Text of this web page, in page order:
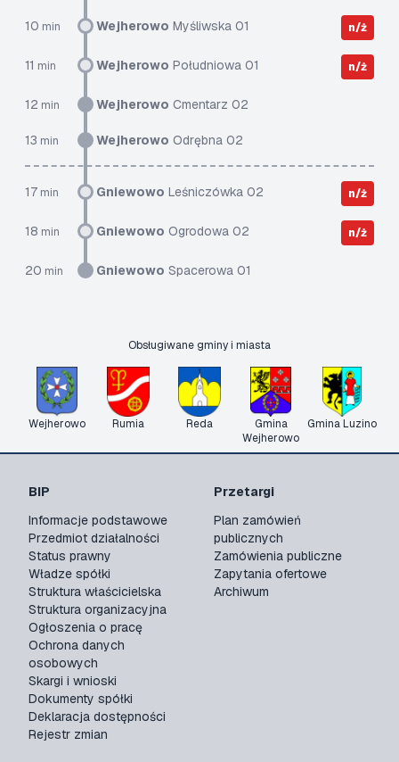
10 min Wejherowo Myśliwska 01 n/ż
11 min Wejherowo Południowa 01 n/ż
12 min Wejherowo Cmentarz 02
13 min Wejherowo Odrębna 02
17 min Gniewowo Leśniczówka 02 n/ż
18 min Gniewowo Ogrodowa 02 n/ż
20 min Gniewowo Spacerowa 01
Obsługiwane gminy i miasta
Wejherowo Rumia Reda
Gmina
Wejherowo
Gmina Luzino
BIP
Informacje podstawowe
Przedmiot działalności
Status prawny
Władze spółki
Struktura właścicielska
Struktura organizacyjna
Ogłoszenia o pracę
Ochrona danych
osobowych
Skargi i wnioski
Dokumenty spółki
Deklaracja dostępności
Rejestr zmian
Przetargi
Plan zamówień
publicznych
Zamówienia publiczne
Zapytania ofertowe
Archiwum